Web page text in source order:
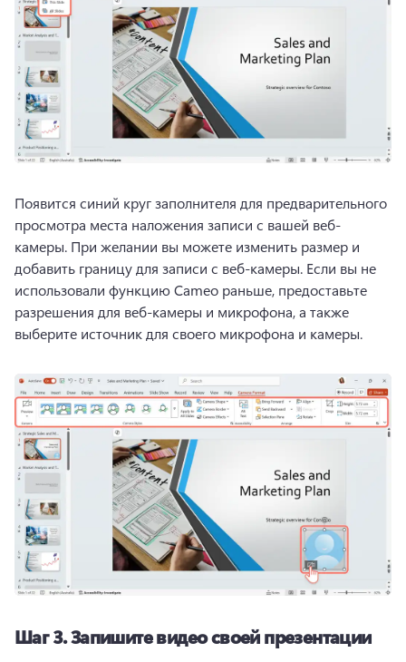
Появится синий круг заполнителя для предварительного
просмотра места наложения записи с вашей веб-
камеры. При желании вы можете изменить размер и
добавить границу для записи с веб-камеры. Если вы не
использовали функцию Cameo раньше, предоставьте
разрешения для веб-камеры и микрофона, а также
выберите источник для своего микрофона и камеры.
Шаг 3. Запишите видео своей презентации